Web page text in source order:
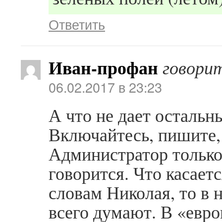
Ответить
Иван-профан
06.02.2017 в 23:23
А что не дает
Включайтесь,
Администратор
говорится. Что
словам Николая, то в
всего думают. В